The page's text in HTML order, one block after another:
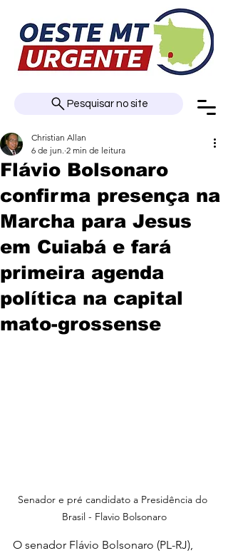
Pesquisar no site
Flávio Bolsonaro
confirma presença na
Marcha para Jesus
em Cuiabá e fará
primeira agenda
política na capital
mato-grossense
Christian Allan
6 de jun. 2 min de leitura
Senador e pré candidato a Presidência do
Brasil - Flavio Bolsonaro
O senador Flávio Bolsonaro (PL-RJ),